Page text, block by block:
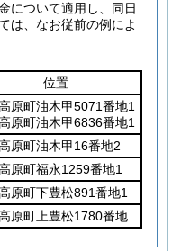
について適用し、同日
は、なお従前の例によ
位置
原町油木甲5071番地1
原町油木甲6836番地1
原町油木甲16番地2
原町福永1259番地1
原町下豊松891番地1
原町上豊松1780番地